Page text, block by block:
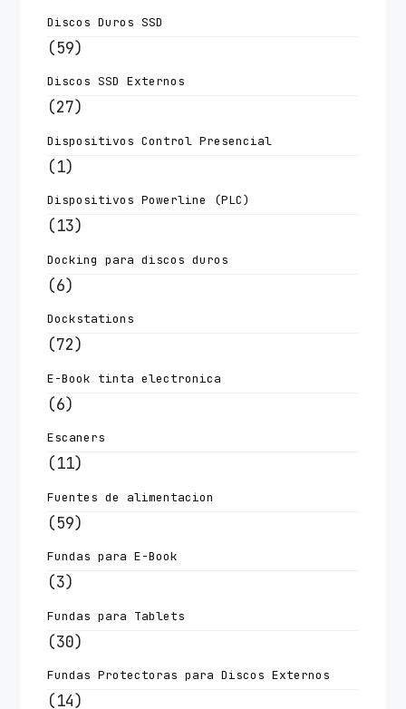
Discos Duros SSD
(59)
Discos SSD Externos
(27)
Dispositivos Control Presencial
(1)
Dispositivos Powerline (PLC)
(13)
Docking para discos duros
(6)
Dockstations
(72)
E-Book tinta electronica
(6)
Escaners
(11)
Fuentes de alimentacion
(59)
Fundas para E-Book
(3)
Fundas para Tablets
(30)
Fundas Protectoras para Discos Externos
(14)